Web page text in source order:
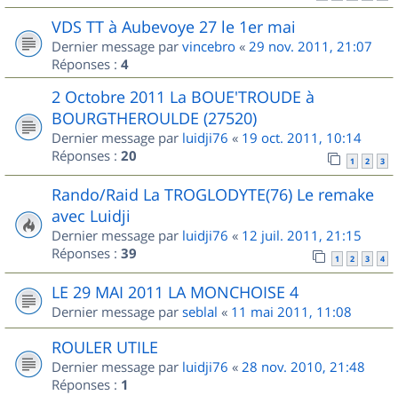
VDS TT à Aubevoye 27 le 1er mai
Dernier message par vincebro « 29 nov. 2011, 21:07
Réponses : 4
2 Octobre 2011 La BOUE'TROUDE à
BOURGTHEROULDE (27520)
Dernier message par luidji76 « 19 oct. 2011, 10:14
Réponses : 20 1 2 3
Rando/Raid La TROGLODYTE(76) Le remake
avec Luidji
Dernier message par luidji76 « 12 juil. 2011, 21:15
Réponses : 39 1 2 3 4
LE 29 MAI 2011 LA MONCHOISE 4
Dernier message par seblal « 11 mai 2011, 11:08
ROULER UTILE
Dernier message par luidji76 « 28 nov. 2010, 21:48
Réponses : 1